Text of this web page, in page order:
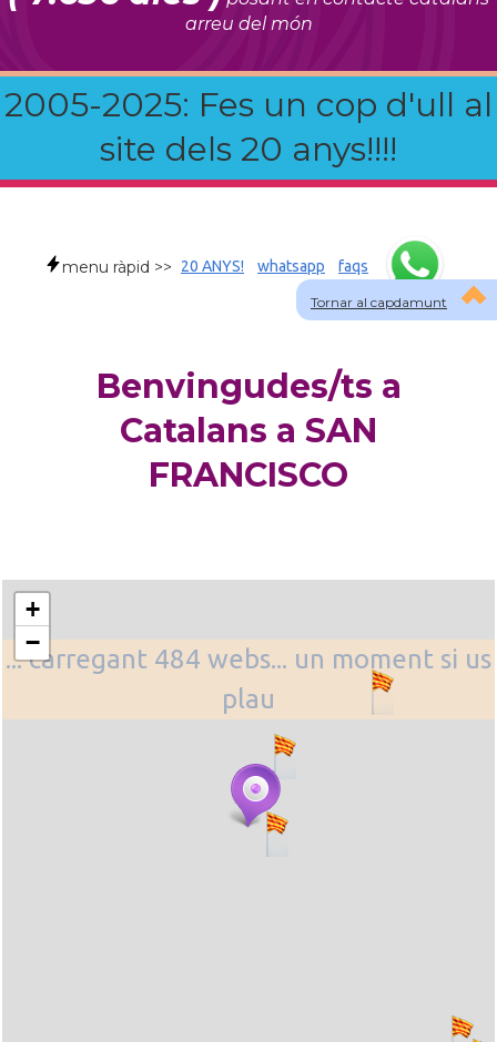
arreu del món
2005-2025: Fes un cop d'ull al
site dels 20 anys!!!!
Tornar al capdamunt
menu ràpid >> 20 ANYS! whatsapp faqs
Benvingudes/ts a
Catalans a SAN
FRANCISCO
... carregant 484 webs... un moment si us
plau
+
−